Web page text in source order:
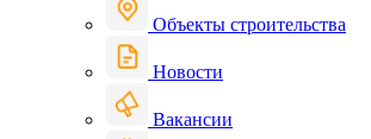
Объекты строительства
Новости
Вакансии